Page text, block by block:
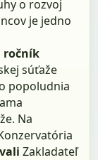
o rozvoj
je jedno
ročník
súťaže
popoludnia
Na
Zakladateľ